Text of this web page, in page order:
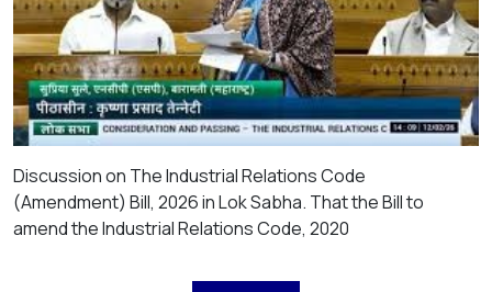
Discussion on The Industrial Relations Code
(Amendment) Bill, 2026 in Lok Sabha. That the Bill to
amend the Industrial Relations Code, 2020